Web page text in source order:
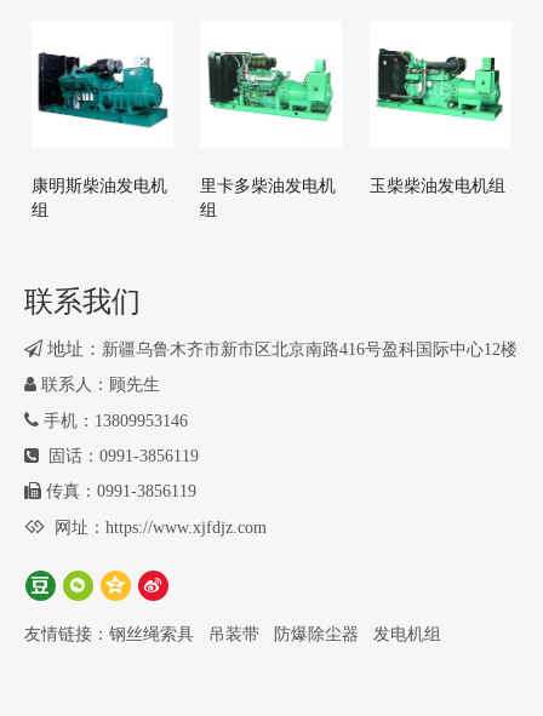
品牌：MTU
厂家：广西玉柴德优发
动机系统有限公司
常用功率：1420KW
备用功率：1575KW
排量：57.2L
缸径：170mm
行程：210mm
燃油消耗率：189g/kw·h
排放标准：国二
功率：1400KW
厂家：上海马拉松 · 革
康明斯柴油发电机
组
里卡多柴油发电机
组
玉柴柴油发电机组
联系我们
 地址： 新疆乌鲁木齐市新市区北京南路416号盈科国际中心12楼
 联系人：顾先生
 手机：13809953146
 固话：0991-3856119
 传真：0991-3856119

网址： https://www.xjfdjz.com
友情链接： 钢丝绳索具 吊装带 防爆除尘器 发电机组